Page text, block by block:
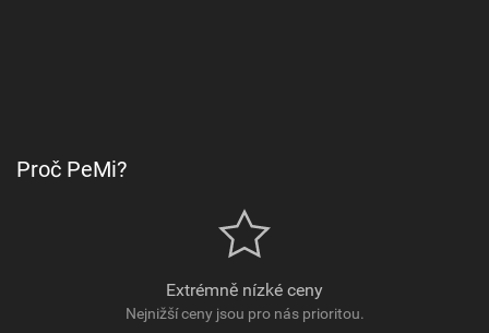
Proč PeMi?
Extrémně nízké ceny
Nejnižší ceny jsou pro nás prioritou.